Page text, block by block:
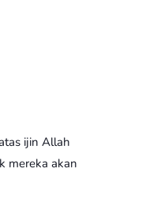
ijin Allah
mereka akan